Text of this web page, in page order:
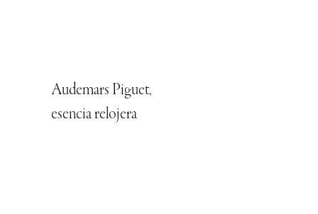
Audemars Piguet,
esencia relojera